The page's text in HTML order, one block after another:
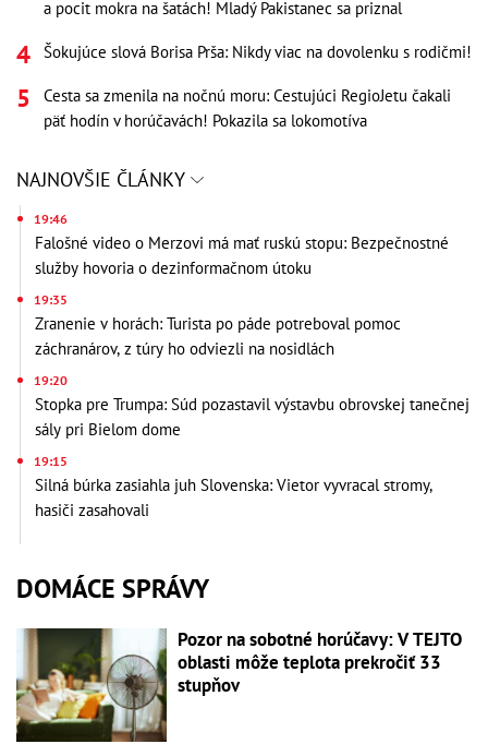
a pocit mokra na šatách! Mladý Pakistanec sa priznal
Šokujúce slová Borisa Prša: Nikdy viac na dovolenku s rodičmi!
Cesta sa zmenila na nočnú moru: Cestujúci RegioJetu čakali
päť hodín v horúčavách! Pokazila sa lokomotíva
NAJNOVŠIE ČLÁNKY
19:46
Falošné video o Merzovi má mať ruskú stopu: Bezpečnostné
služby hovoria o dezinformačnom útoku
19:35
Zranenie v horách: Turista po páde potreboval pomoc
záchranárov, z túry ho odviezli na nosidlách
19:20
Stopka pre Trumpa: Súd pozastavil výstavbu obrovskej tanečnej
sály pri Bielom dome
19:15
Silná búrka zasiahla juh Slovenska: Vietor vyvracal stromy,
hasiči zasahovali
DOMÁCE SPRÁVY
Pozor na sobotné horúčavy: V TEJTO
oblasti môže teplota prekročiť 33
stupňov